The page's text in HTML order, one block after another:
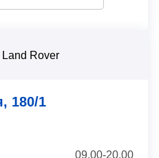
Land Rover
180/1
09.00-20.00